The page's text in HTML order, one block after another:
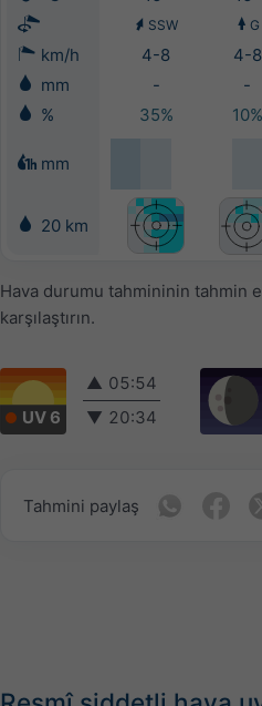
SSW G
km/h 4-8 4-8
mm
- -
%
35% 10%
mm
20 km
Hava durumu tahmininin tahmin
karşılaştırın.
UV 6
▲ 05:54
▼ 20:34
Tahmini paylaş